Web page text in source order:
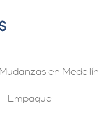
Mudanzas en Medellín
Empaque